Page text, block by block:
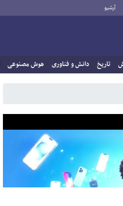
آرشیو
تاریخ دانش و فناوری هوش مصنوعی